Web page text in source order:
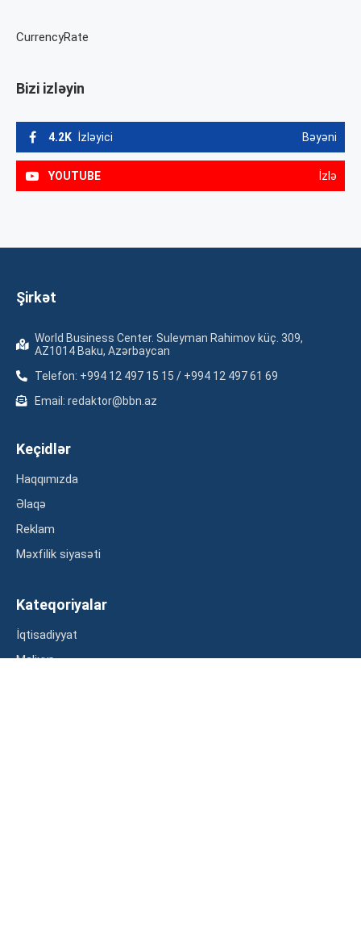
CurrencyRate
Bizi izləyin
4.2K İzləyici Bəyəni
YOUTUBE İzlə
Şirkət
World Business Center. Suleyman Rahimov küç. 309,
AZ1014 Baku, Azərbaycan
Telefon: +994 12 497 15 15 / +994 12 497 61 69
Email: redaktor@bbn.az
Keçidlər
Haqqımızda
Əlaqə
Reklam
Məxfilik siyasəti
Kateqoriyalar
İqtisadiyyat
Maliyyə